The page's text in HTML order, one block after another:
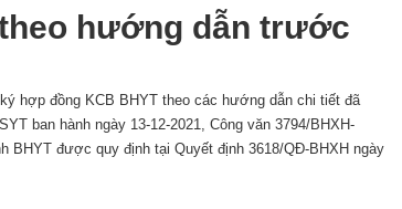
hướng dẫn trước
hợp đồng KCB BHYT theo các hướng dẫn chi tiết đã
ban hành ngày 13-12-2021, Công văn 3794/BHXH-
BHYT được quy định tại Quyết định 3618/QĐ-BHXH ngày